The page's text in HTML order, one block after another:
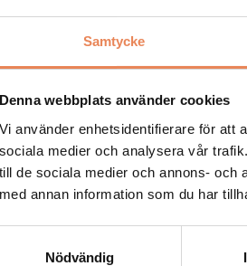
Samtycke
Denna webbplats använder cookies
Vi använder enhetsidentifierare för att
sociala medier och analysera vår
till de sociala medier och annons- och
med annan information som du har
Nödvändig
UTGIVARE
Siljhammar
OM BESÖKSLIV